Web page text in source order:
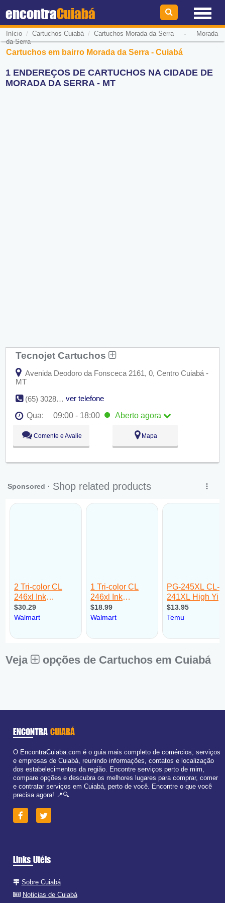
encontraCuiabá
Início / Cartuchos Cuiabá/ Cartuchos Morada da Serra-
Morada
da Serra
Cartuchos em bairro Morada da Serra - Cuiabá
1 ENDEREÇOS DE CARTUCHOS NA CIDADE DE
MORADA DA SERRA - MT
Tecnojet Cartuchos
Avenida Deodoro da Fonsceca 2161, 0, Centro Cuiabá -
MT
(65) 3028-6315
ver telefone
Qua:
09:00 - 18:00 Aberto agora
Seg:
Ter:
09:00 - 18:00
Qua:
09:00 - 18:00 Abertoagora
Sex:
09:00 - 18:00
Dom:
Fechado
Comente e Avalie Mapa
Veja opções de Cartuchos em Cuiabá
ENCONTRA CUIABÁ
O EncontraCuiaba.com é o guia mais completo de comércios, serviços
e empresas de Cuiabá, reunindo informações, contatos e localização
dos estabelecimentos da região. Encontre serviços perto de mim,
compare opções e descubra os melhores lugares para comprar, comer
e contratar serviços em Cuiabá, perto de você. Encontre o que você
precisa agora! 📍🔍
Links Utéis
Sobre Cuiabá
Noticias de Cuiabá